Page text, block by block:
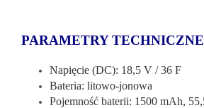
PARAMETRY TECHNICZNE
Napięcie (DC): 18,5 V / 36 F
Bateria: litowo-jonowa
Pojemność baterii: 1500 mAh,